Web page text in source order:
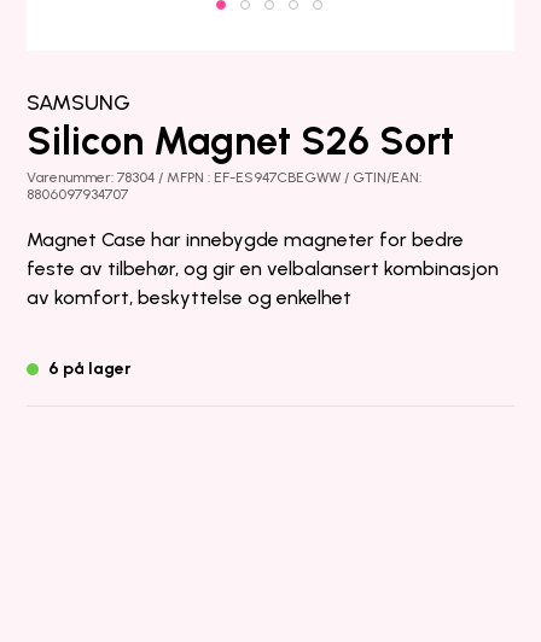
SAMSUNG
Silicon Magnet S26 Sort
Varenummer: 78304 / MFPN : EF-ES947CBEGWW / GTIN/EAN:
8806097934707
Magnet Case har innebygde magneter for bedre
feste av tilbehør, og gir en velbalansert kombinasjon
av komfort, beskyttelse og enkelhet
6 på lager